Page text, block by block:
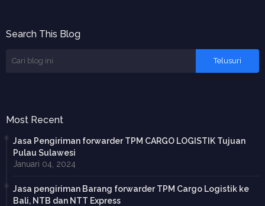
Search This Blog
Most Recent
Jasa Pengiriman forwarder TPM CARGO LOGISTIK Tujuan
Pulau Sulawesi
Januari 04, 2024
Jasa pengiriman Barang forwarder TPM Cargo Logistik ke
Bali, NTB dan NTT Express